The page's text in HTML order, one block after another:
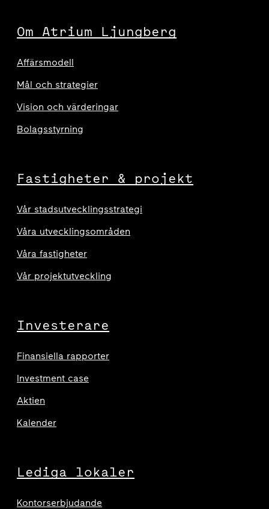
Om Atrium Ljungberg
Affärsmodell
Mål och strategier
Vision och värderingar
Bolagsstyrning
Fastigheter & projekt
Vår stadsutvecklingsstrategi
Våra utvecklingsområden
Våra fastigheter
Vår projektutveckling
Investerare
Finansiella rapporter
Investment case
Aktien
Kalender
Lediga lokaler
Kontorserbjudande